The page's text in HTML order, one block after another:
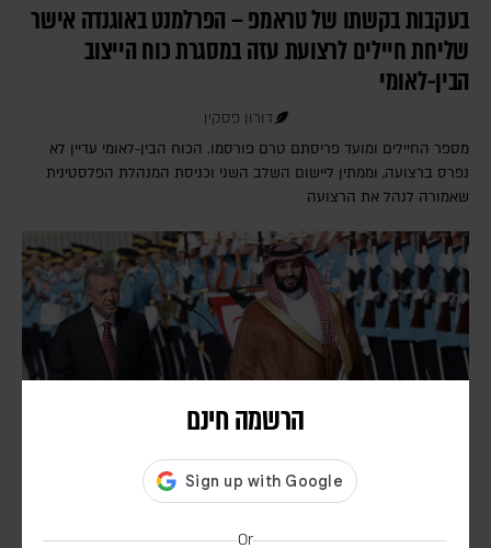
הרשמה חינם
Or
בעקבות בקשתו של טראמפ – הפרלמנט באוגנדה אישר
שליחת חיילים לרצועת עזה במסגרת כוח הייצוב
הבין-לאומי
דורון פסקין
מספר החיילים ומועד פריסתם טרם פורסמו. הכוח הבין-לאומי עדיין לא
נפרס ברצועה, וממתין ליישום השלב השני וכניסת המנהלת הפלסטינית
שאמורה לנהל את הרצועה